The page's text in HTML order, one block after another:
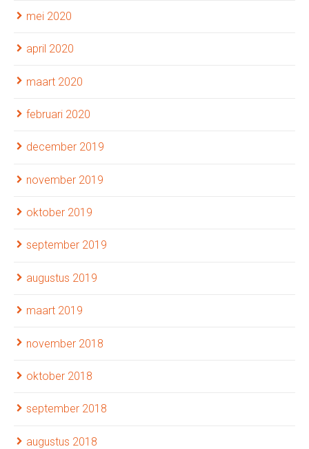
mei 2020
april 2020
maart 2020
februari 2020
december 2019
november 2019
oktober 2019
september 2019
augustus 2019
maart 2019
november 2018
oktober 2018
september 2018
augustus 2018